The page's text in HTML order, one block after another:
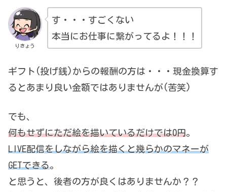
りきょう
す・・・すごくない
本当にお仕事に繋がってるよ！！！
ギフト(投げ銭)からの報酬の方は・・・現金換算す
るとあまり良い金額ではありませんが(苦笑)
でも、
何もせずにただ絵を描いているだけでは0円。
LIVE配信をしながら絵を描くと幾らかのマネーが
GETできる。
と思うと、後者の方が良くはありませんか？？